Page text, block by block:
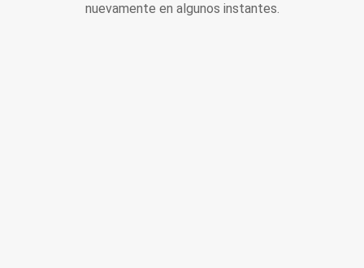
nuevamente en algunos instantes.